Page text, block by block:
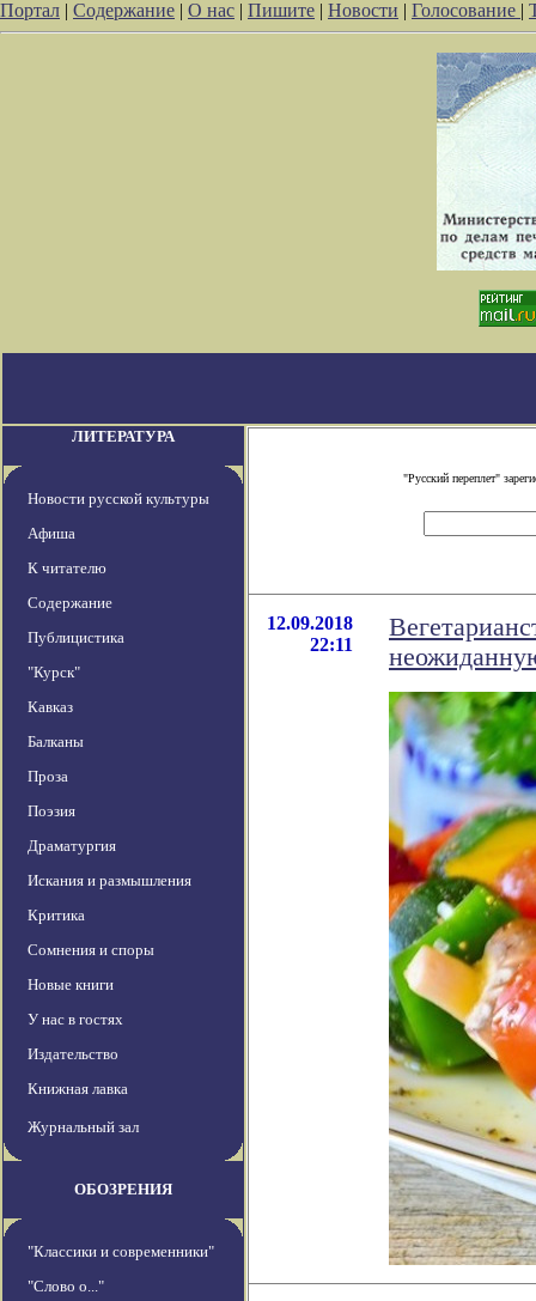
Портал | Содержание | О нас | Пишите | Новости | Голосование |
ЛИТЕРАТУРА
Новости русской культуры
Афиша
К читателю
Содержание
Публицистика
"Курск"
Кавказ
Балканы
Проза
Поэзия
Драматургия
Искания и размышления
Критика
Сомнения и споры
Новые книги
У нас в гостях
Издательство
Книжная лавка
Журнальный зал
ОБОЗРЕНИЯ
"Классики и современники"
"Слово о..."
"Русский переплет"
12.09.2018
22:11